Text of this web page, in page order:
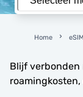
Home
Blijf verbonden